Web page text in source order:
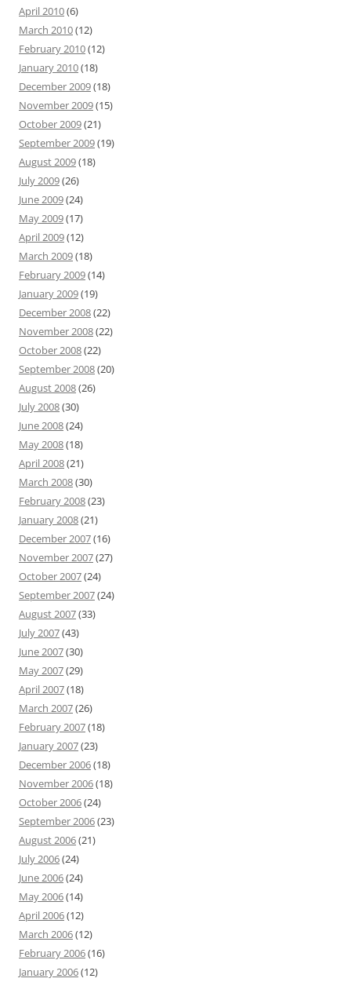
April 2010(6)
March 2010(12)
February 2010(12)
January 2010(18)
December 2009(18)
November 2009(15)
October 2009(21)
September 2009(19)
August 2009(18)
July 2009(26)
June 2009(24)
May 2009(17)
April 2009(12)
March 2009(18)
February 2009(14)
January 2009(19)
December 2008(22)
November 2008(22)
October 2008(22)
September 2008(20)
August 2008(26)
July 2008(30)
June 2008(24)
May 2008(18)
April 2008(21)
March 2008(30)
February 2008(23)
January 2008(21)
December 2007(16)
November 2007(27)
October 2007(24)
September 2007(24)
August 2007(33)
July 2007(43)
June 2007(30)
May 2007(29)
April 2007(18)
March 2007(26)
February 2007(18)
January 2007(23)
December 2006(18)
November 2006(18)
October 2006(24)
September 2006(23)
August 2006(21)
July 2006(24)
June 2006(24)
May 2006(14)
April 2006(12)
March 2006(12)
February 2006(16)
January 2006(12)